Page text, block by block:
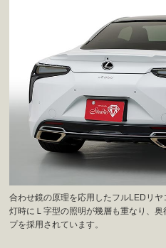
合わせ鏡の原理を応用したフルLEDリ
灯時にＬ字型の照明が幾層も重なり、
プを採用されています。